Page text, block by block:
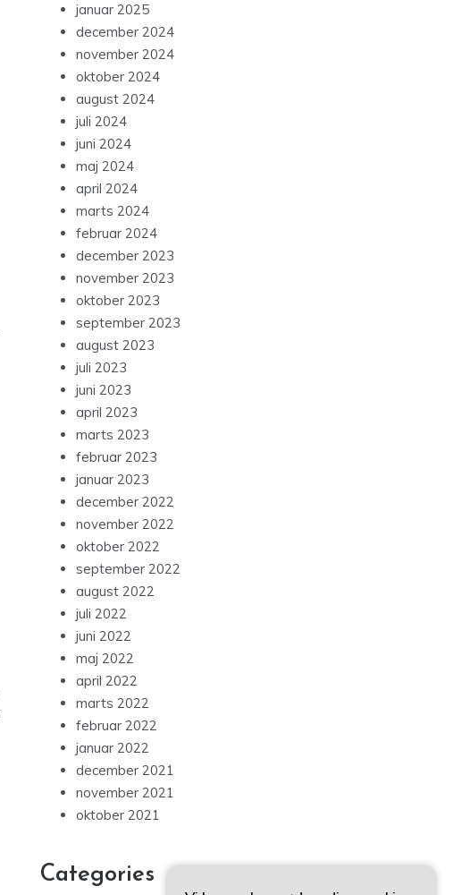
januar 2025
december 2024
november 2024
oktober 2024
august 2024
juli 2024
juni 2024
maj 2024
april 2024
marts 2024
februar 2024
december 2023
november 2023
oktober 2023
september 2023
august 2023
juli 2023
juni 2023
april 2023
marts 2023
februar 2023
januar 2023
december 2022
november 2022
oktober 2022
september 2022
august 2022
juli 2022
juni 2022
maj 2022
april 2022
marts 2022
februar 2022
januar 2022
december 2021
november 2021
oktober 2021
Categories